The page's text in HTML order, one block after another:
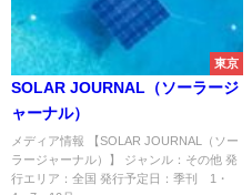
東京
SOLAR JOURNAL（ソーラージ
ャーナル）
メディア情報 【SOLAR JOURNAL（ソー
ラージャーナル）】 ジャンル：その他 発
行エリア：全国 発行予定日：季刊 1・